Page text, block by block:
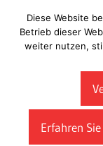
Inhalt
springen
Diese Website
Betrieb dieser
weiter nutzen,
Erfahren